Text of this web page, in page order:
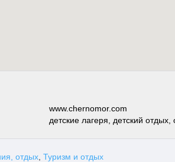
www.chernomor.com
детские лагеря, детский
отдых Туризм и отдых